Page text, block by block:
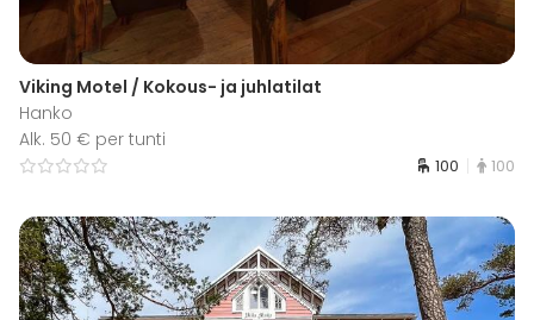
Viking Motel / Kokous- ja juhlatilat
Hanko
Alk. 50 € per tunti
100 100